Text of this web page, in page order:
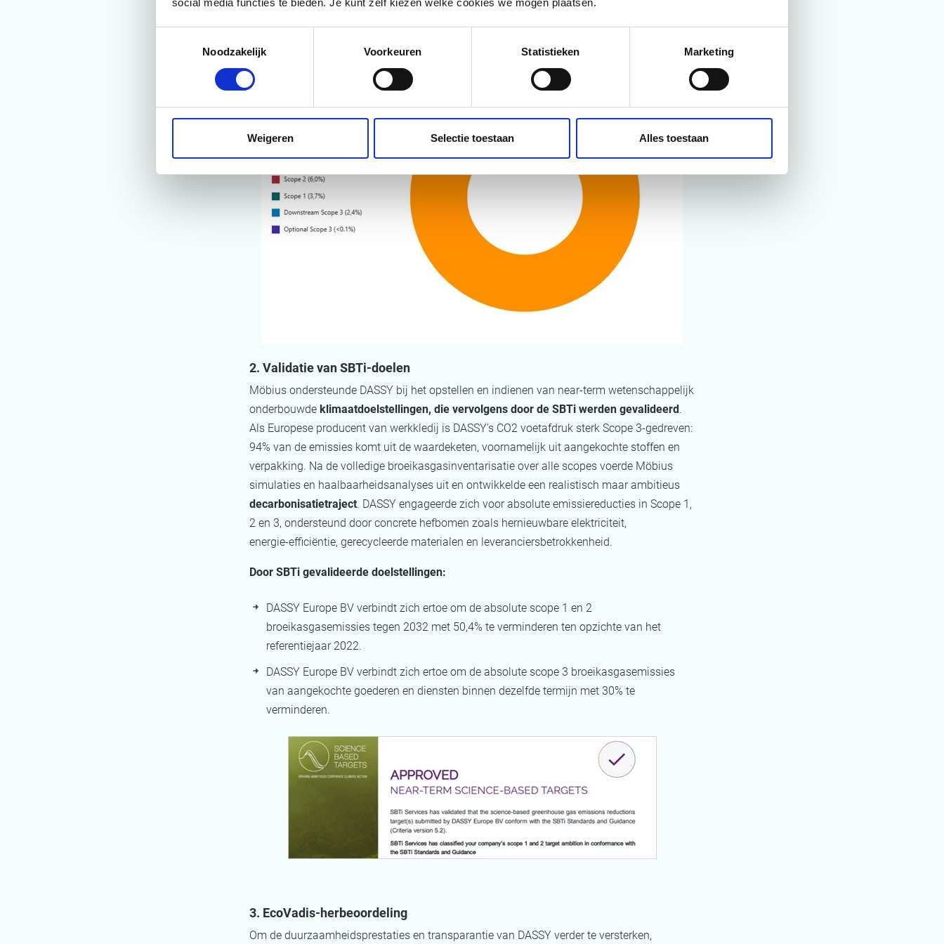
Noodzakelijk
Voorkeuren Statistieken Marketing
Weigeren Selectie toestaan Alles toestaan
rapporteringvan de CO₂‑uitstoot voor de toekomst verzekerd.
2. Validatie van SBTi-doelen
Möbius ondersteunde DASSY bij het opstellen en indienen van near-term wetenschappelijk
onderbouwde klimaatdoelstellingen, die vervolgens door de SBTi werden gevalideerd.
Als Europese producent van werkkledij is DASSY’s CO2 voetafdruk sterk Scope 3‑gedreven:
94% van de emissies komt uit de waardeketen, voornamelijk uit aangekochte stoffen en
verpakking. Na de volledige broeikasgasinventarisatie over alle scopes voerde Möbius
simulaties en haalbaarheidsanalyses uit en ontwikkelde een realistisch maar ambitieus
decarbonisatietraject. DASSY engageerde zich voor absolute emissiereducties in Scope 1,
2 en 3, ondersteund door concrete hefbomen zoals hernieuwbare elektriciteit,
energie‑efficiëntie, gerecycleerde materialen en leveranciersbetrokkenheid.
Door SBTi gevalideerde doelstellingen:
DASSY Europe BV verbindt zich ertoe om de absolute scope 1 en 2
broeikasgasemissies tegen 2032 met 50,4% te verminderen ten opzichte van het
referentiejaar 2022.
DASSY Europe BV verbindt zich ertoe om de absolute scope 3 broeikasgasemissies
van aangekochte goederen en diensten binnen dezelfde termijn met 30% te
verminderen.
3. EcoVadis-herbeoordeling
Om de duurzaamheidsprestaties en transparantie van DASSY verder te versterken,